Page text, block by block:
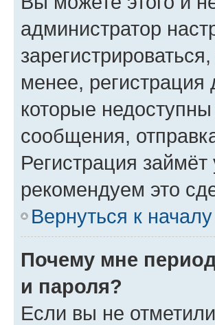
администратор
менее,
которые
сообщения,
Регистрация
рекомендуем это
Вернуться к началу
Почему мне
и пароля?
Если вы не